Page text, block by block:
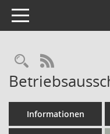
Toggle navigation
RSS-Feed
Informationen